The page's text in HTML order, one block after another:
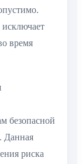
время
безопасной
Данная
риска